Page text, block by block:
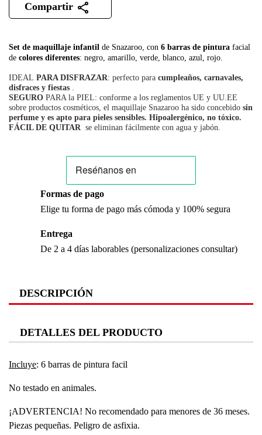
Set de maquillaje infantil de Snazaroo, con 6 barras de pintura facial
de colores diferentes: negro, amarillo, verde, blanco, azul, rojo.
IDEAL PARA DISFRAZAR: perfecto para cumpleaños, carnavales,
disfraces y fiestas .
SEGURO PARA la PIEL: conforme a los reglamentos UE y UU.EE
sobre productos cosméticos, el maquillaje Snazaroo ha sido concebido sin
perfume y es apto para pieles sensibles. Hipoalergénico, no tóxico.
FÁCIL DE QUITAR se eliminan fácilmente con agua y jabón.
Compartir
Formas de pago
Elige tu forma de pago más cómoda y 100% segura
Entrega
De 2 a 4 días laborables (personalizaciones consultar)
DESCRIPCIÓN
DETALLES DEL PRODUCTO
Incluye: 6 barras de pintura facil
No testado en animales.
¡ADVERTENCIA! No recomendado para menores de 36 meses.
Piezas pequeñas. Peligro de asfixia.